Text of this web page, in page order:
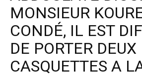
MONSIEUR
CONDÉ, IL EST
DE PORTER DEUX
CASQUETTES A